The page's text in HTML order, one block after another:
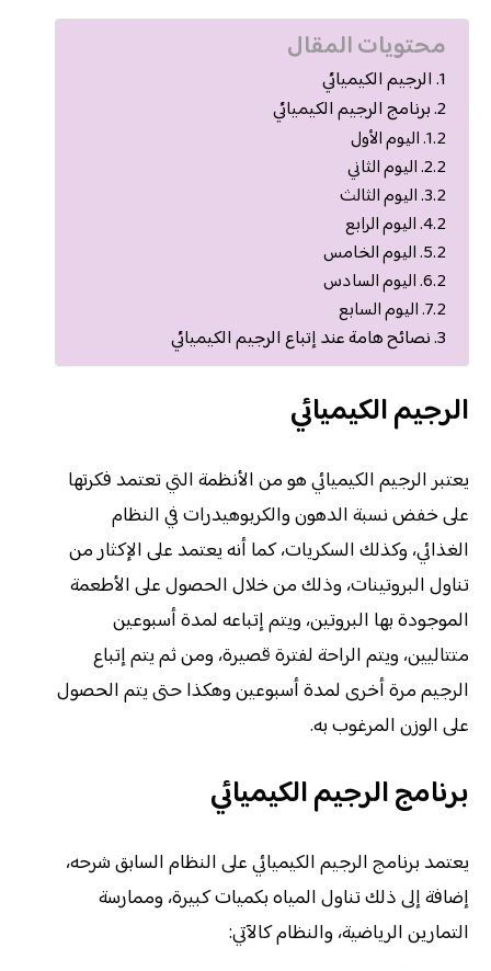
محتويات المقال
الرجيم الكيميائي
برنامج الرجيم الكيميائي
اليوم الأول
اليوم الثاني
اليوم الثالث
اليوم الرابع
اليوم الخامس
اليوم السادس
اليوم السابع
نصائح هامة عند إتباع الرجيم الكيميائي
الرجيم الكيميائي
يعتبر الرجيم الكيميائي هو من الأنظمة التي تعتمد فكرتها
على خفض نسبة الدهون والكربوهيدرات في النظام
الغذائي، وكذلك السكريات، كما أنه يعتمد على الإكثار من
تناول البروتينات، وذلك من خلال الحصول على الأطعمة
الموجودة بها البروتين، ويتم إتباعه لمدة أسبوعين
متتاليين، ويتم الراحة لفترة قصيرة، ومن ثم يتم إتباع
الرجيم مرة أخرى لمدة أسبوعين وهكذا حتى يتم الحصول
على الوزن المرغوب به.
برنامج الرجيم الكيميائي
يعتمد برنامج الرجيم الكيميائي على النظام السابق شرحه،
إضافة إلى ذلك تناول المياه بكميات كبيرة، وممارسة
التمارين الرياضية، والنظام كالآتي: